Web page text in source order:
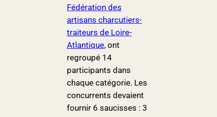
Fédération des
artisans charcutiers-
traiteurs de Loire-
Atlantique, ont
regroupé 14
participants dans
chaque catégorie. Les
concurrents devaient
fournir 6 saucisses : 3